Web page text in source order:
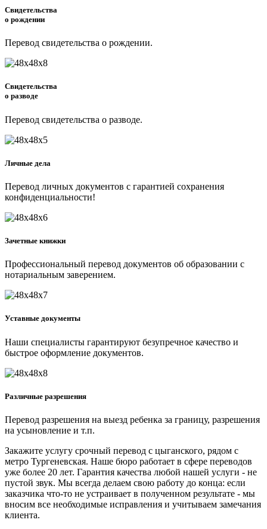
Свидетельства
о рождении
Перевод свидетельства о рождении.
Свидетельства
о разводе
Перевод свидетельства о разводе.
Личные дела
Перевод личных документов с гарантией сохранения
конфиденциальности!
Зачетные книжки
Профессиональный перевод документов об образовании с
нотариальным заверением.
Уставные документы
Наши специалисты гарантируют безупречное качество и
быстрое оформление документов.
Различные разрешения
Перевод разрешения на выезд ребенка за границу, разрешения
на усыновление и т.п.
Закажите услугу срочный перевод с цыганского, рядом с
метро Тургеневская. Наше бюро работает в сфере переводов
уже более 20 лет. Гарантия качества любой нашей услуги - не
пустой звук. Мы всегда делаем свою работу до конца: если
заказчика что-то не устраивает в полученном результате - мы
вносим все необходимые исправления и учитываем замечания
клиента.